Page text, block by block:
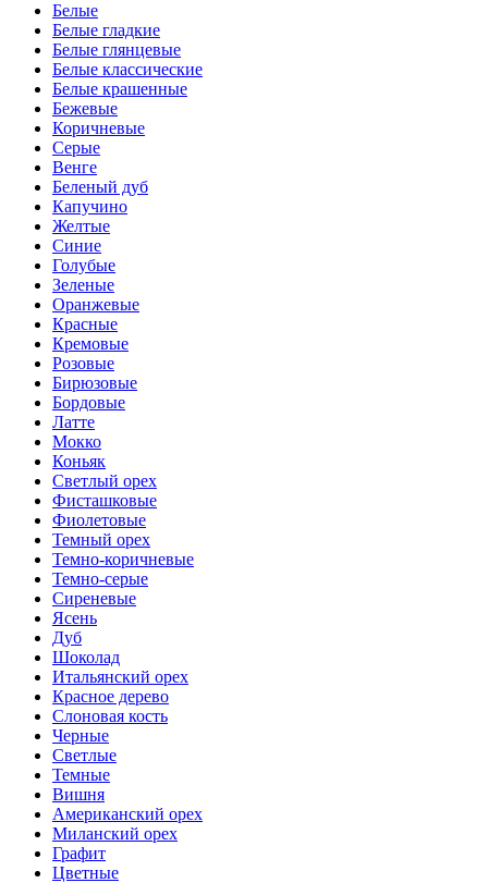
Белые
Белые гладкие
Белые глянцевые
Белые классические
Белые крашенные
Бежевые
Коричневые
Серые
Венге
Беленый дуб
Капучино
Желтые
Синие
Голубые
Зеленые
Оранжевые
Красные
Кремовые
Розовые
Бирюзовые
Бордовые
Латте
Мокко
Коньяк
Светлый орех
Фисташковые
Фиолетовые
Темный орех
Темно-коричневые
Темно-серые
Сиреневые
Ясень
Дуб
Шоколад
Итальянский орех
Красное дерево
Слоновая кость
Черные
Светлые
Темные
Вишня
Американский орех
Миланский орех
Графит
Цветные